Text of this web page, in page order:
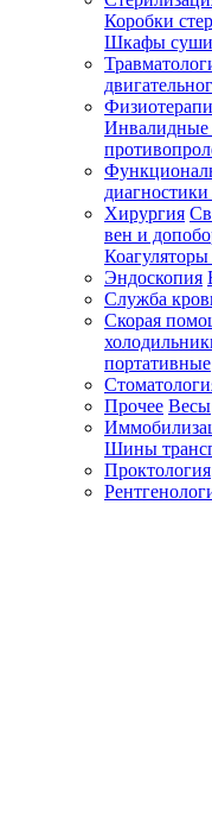
Зарегистрироваться
Зачем
Все
покупки
в
одном
месте
Личный
менеджер
Отслеживание
статуса
заказа
Коробки
Шкафы
Инвалидные
Хирургия
вен и
Коагуляторы
Эндоскопия
Служба
Скорая
портативные
Прочее Весы
Шины
Проктология